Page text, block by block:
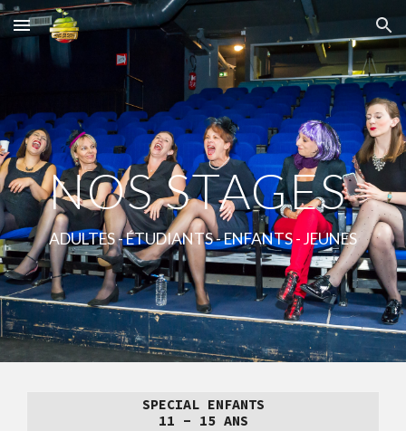
Skip to main content Skip to navigation
NOS STAGES
ADULTES - ÉTUDIANTS - ENFANTS - JEUNES
SPECIAL ENFANTS
11 - 15ANS